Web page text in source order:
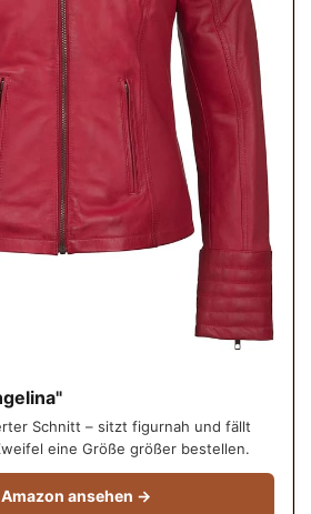
Schnitt – sitzt figurnah und fällt
eine Größe größer bestellen.
Amazon ansehen →